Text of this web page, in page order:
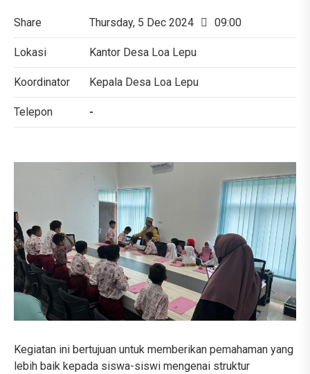
Share Thursday, 5 Dec 2024 09:00
Lokasi Kantor Desa Loa Lepu
Koordinator Kepala Desa Loa Lepu
Telepon -
Kegiatan ini bertujuan untuk memberikan pemahaman yang
lebih baik kepada siswa-siswi mengenai struktur